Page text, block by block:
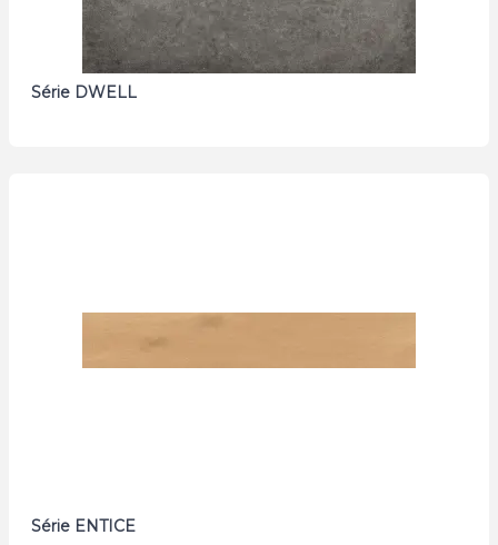
Série DWELL
Série ENTICE